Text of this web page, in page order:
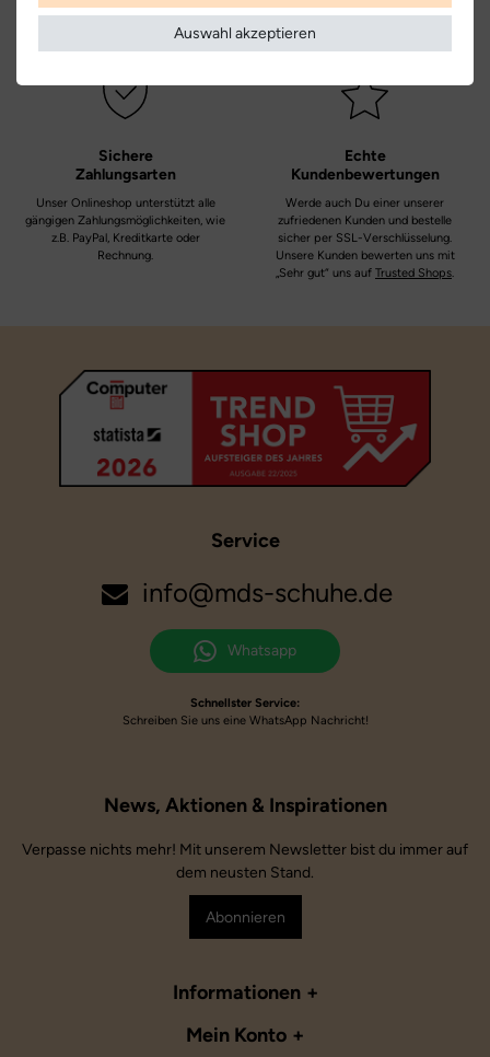
Laufsohle: Naturkautschuk
DHL.
Weitere Informationen
werden, in unseren Regalen liegen und
Sichere
Zahlungsarten
Unser Onlineshop unterstützt alle
gängigen Zahlungsmöglichkeiten, wie
z.B. PayPal, Kreditkarte oder
Rechnung.
Echte
Kundenbewertungen
Werde auch Du einer unserer
zufriedenen Kunden und bestelle
sicher per SSL-Verschlüsselung.
Unsere Kunden bewerten uns mit
„Sehr gut“ uns auf Trusted Shops.
Service
info@mds-schuhe.de
Whatsapp
Schnellster Service:
Schreiben Sie uns eine WhatsApp Nachricht!
Informationen
Mein Konto
Verpasse nichts mehr! Mit unserem Newsletter bist du immer auf
dem neusten Stand.
Abonnieren
Auswahl akzeptieren